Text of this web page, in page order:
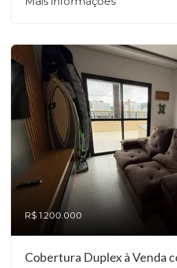
R$ 1.200.000
Cobertura Duplex à Venda